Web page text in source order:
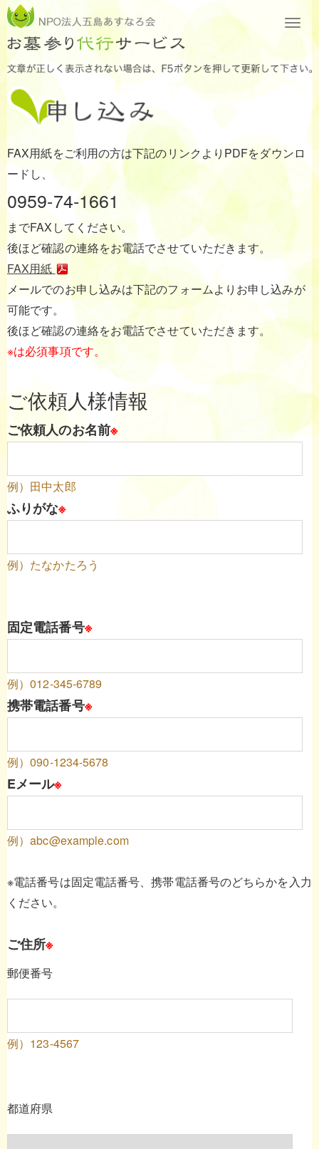
FAX用紙をご利用の方は下記のリンクよりPDFをダウンロ
ードし、
0959-74-1661
までFAXしてください。
後ほど確認の連絡をお電話でさせていただきます。
FAX用紙
メールでのお申し込みは下記のフォームよりお申し込みが
可能です。
後ほど確認の連絡をお電話でさせていただきます。
※は必須事項です。
ご依頼人様情報
ご依頼人のお名前※
例）田中太郎
ふりがな※
例）たなかたろう
固定電話番号※
例）012-345-6789
携帯電話番号※
例）090-1234-5678
Eメール※
例）abc@example.com
※電話番号は固定電話番号、携帯電話番号のどちらかを入力
ください。
ご住所※
郵便番号
例）123-4567
都道府県